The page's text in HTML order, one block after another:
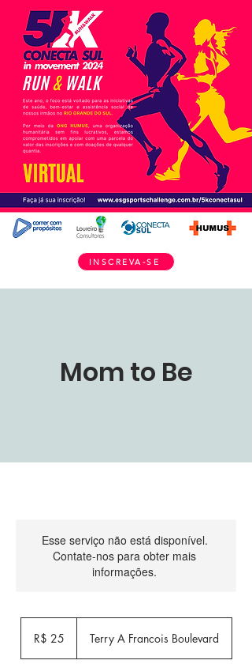
INSCREVA-SE
Mom to Be
Esse serviço não está disponível.
Contate-nos para obter mais
informações.
brasileiros
R$ 25 Terry A Francois Boulevard